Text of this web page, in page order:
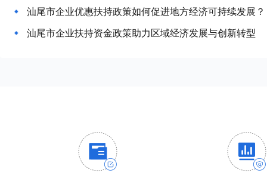
汕尾市企业优惠扶持政策如何促进地方经济可持续发展？
汕尾市企业扶持资金政策助力区域经济发展与创新转型